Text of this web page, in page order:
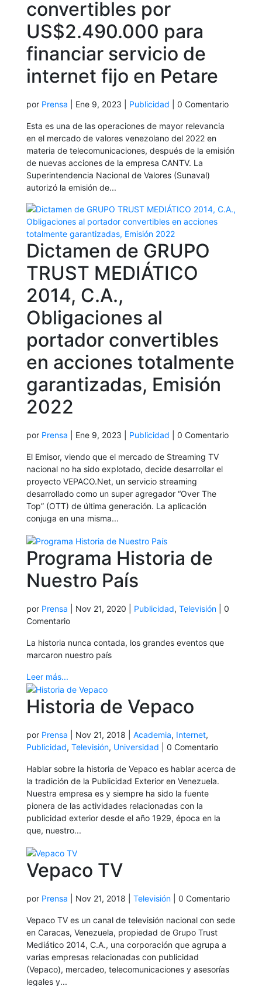
convertibles por
US$2.490.000 para
financiar servicio de
internet fijo en Petare
por Prensa Ene 9, 2023 Publicidad | 0 Comentario
Esta es una de las operaciones de mayor relevancia
en el mercado de valores venezolano del 2022 en
materia de telecomunicaciones, después de la emisión
de nuevas acciones de la empresa CANTV. La
Superintendencia Nacional de Valores (Sunaval)
autorizó la emisión de...
Dictamen de GRUPO
TRUST MEDIÁTICO
2014, C.A.,
Obligaciones al
portador convertibles
en acciones totalmente
garantizadas, Emisión
2022
por Prensa Ene 9, 2023 Publicidad | 0 Comentario
El Emisor, viendo que el mercado de Streaming TV
nacional no ha sido explotado, decide desarrollar el
proyecto VEPACO.Net, un servicio streaming
desarrollado como un super agregador “Over The
Top” (OTT) de última generación. La aplicación
conjuga en una misma...
Programa Historia de
Nuestro País
por Prensa Nov 21, 2020 Publicidad, Televisión| 0
Comentario
La historia nunca contada, los grandes eventos que
marcaron nuestro país
Leer más...
Historia de Vepaco
por Prensa Nov 21, 2018 Academia, Internet,
Publicidad, Televisión, Universidad | 0 Comentario
Hablar sobre la historia de Vepaco es hablar acerca de
la tradición de la Publicidad Exterior en Venezuela.
Nuestra empresa es y siempre ha sido la fuente
pionera de las actividades relacionadas con la
publicidad exterior desde el año 1929, época en la
que, nuestro...
Vepaco TV
por Prensa Nov 21, 2018 Televisión| 0 Comentario
Vepaco TV es un canal de televisión nacional con sede
en Caracas, Venezuela, propiedad de Grupo Trust
Mediático 2014, C.A., una corporación que agrupa a
varias empresas relacionadas con publicidad
(Vepaco), mercadeo, telecomunicaciones y asesorías
legales y...